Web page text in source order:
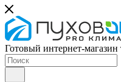
Готовый интернет-магазин